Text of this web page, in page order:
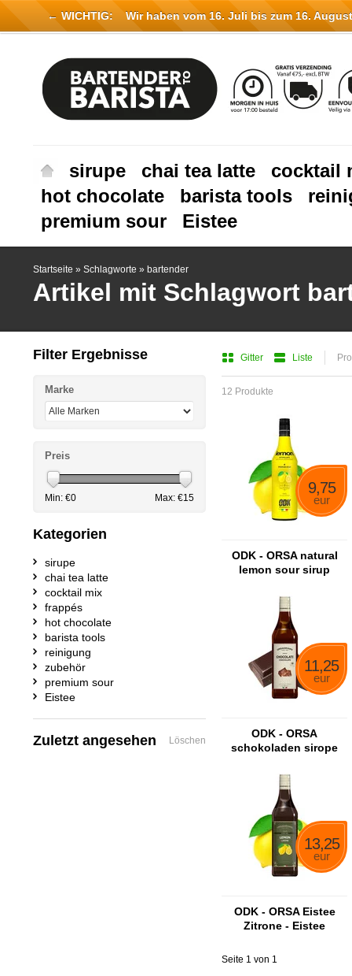
sirupe chai tea latte
cocktail
hot chocolate
barista tools
premium sour
Eistee
Startseite » Schlagworte » bartender
Artikel mit Schlagwort
Gitter Liste
12 Produkte
9,75
eur
ODK - ORSA natural
lemon sour sirup
11,25
eur
ODK - ORSA
schokoladen sirope
13,25
eur
ODK - ORSA Eistee
Zitrone - Eistee
Seite 1 von 1
Filter Ergebnisse
Marke
Preis
Min: €0 Max: €15
Kategorien
sirupe
chai tea latte
cocktail mix
frappés
hot chocolate
barista tools
reinigung
zubehör
premium sour
Eistee
Zuletzt angesehen Löschen
← WICHTIG: Wir haben vom 16. Juli bis zum 16.